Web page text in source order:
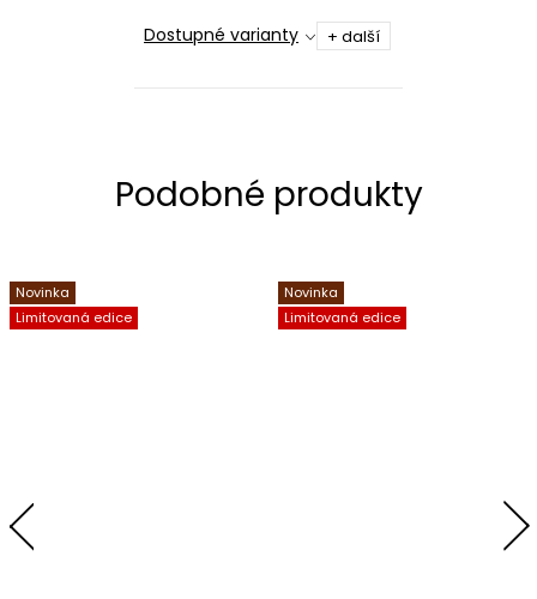
Dostupné varianty + další
Novinka
Limitovaná edice
Novinka
Limitovaná edice